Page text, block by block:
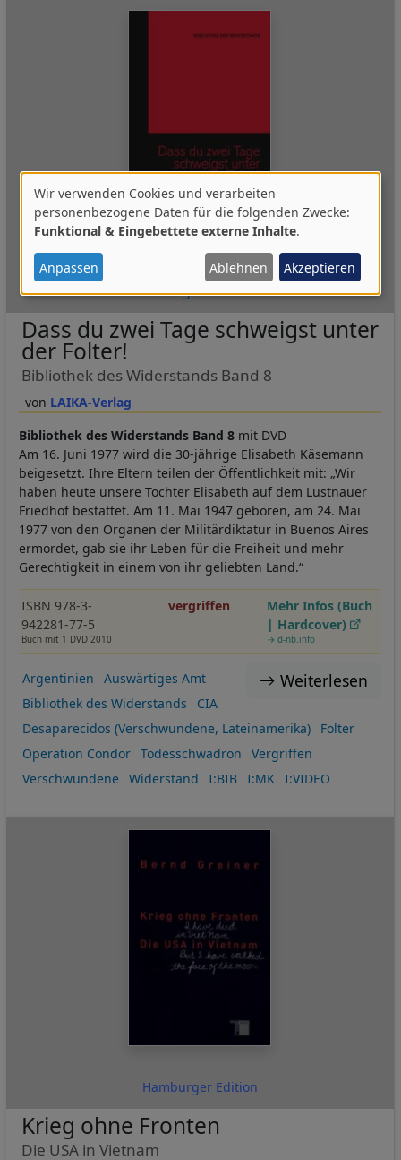
2010 ,
Deutsch
LAIKA-Verlag GmbH & Co. KG
LAIKA-Verlag
Dass du zwei Tage schweigst unter
der Folter!
Bibliothek des Widerstands Band 8
Bibliothek des Widerstands Band 8 mit DVD
Am 16. Juni 1977 wird die 30-jährige Elisabeth Käsemann
beigesetzt. Ihre Eltern teilen der Öffentlichkeit mit: „Wir
haben heute unsere Tochter Elisabeth auf dem Lustnauer
Friedhof bestattet. Am 11. Mai 1947 geboren, am 24. Mai
1977 von den Organen der Militärdiktatur in Buenos Aires
ermordet, gab sie ihr Leben für die Freiheit und mehr
Gerechtigkeit in einem von ihr geliebten Land.“
ISBN 978-3-
942281-77-5
Buch mit 1 DVD 2010
vergriffen
Mehr Infos (Buch
| Hardcover)
→ d-nb.info
Weiterlesen
Argentinien
Auswärtiges Amt
Bibliothek des Widerstands
CIA
Desaparecidos (Verschwundene, Lateinamerika)
Folter
Operation Condor
Todesschwadron
Vergriffen
Verschwundene
Widerstand I:BIB I:MK I:VIDEO
Hamburger Edition
Krieg ohne Fronten
Die USA in Vietnam
Verwendung
von
personenbezogenen
Daten
und
Cookies
Wir verwenden Cookies und verarbeiten
personenbezogene Daten für die folgenden Zwecke:
Funktional & Eingebettete externe Inhalte.
Anpassen Ablehnen Akzeptieren